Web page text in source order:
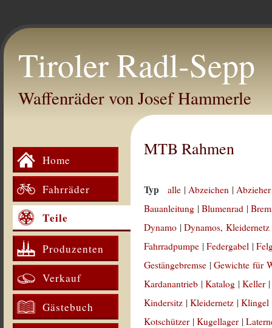
Tiroler Radl-Sepp
Waffenräder von Josef Hammerle
Home
Fahrräder
Teile
Produzenten
Verkauf
Gästebuch
MTB Rahmen
Typ alle |Abzeichen |
Bauanleitung |Blumenrad |
Dynamo |Dynamos, Kleidernetz
Fahrradpumpe |Federgabel |
Gestängebremse |Gewichte für
Kardanantrieb |Katalog |Keller
Kindersitz |Kleidernetz |Klingel
Kotschützer |Kugellager |